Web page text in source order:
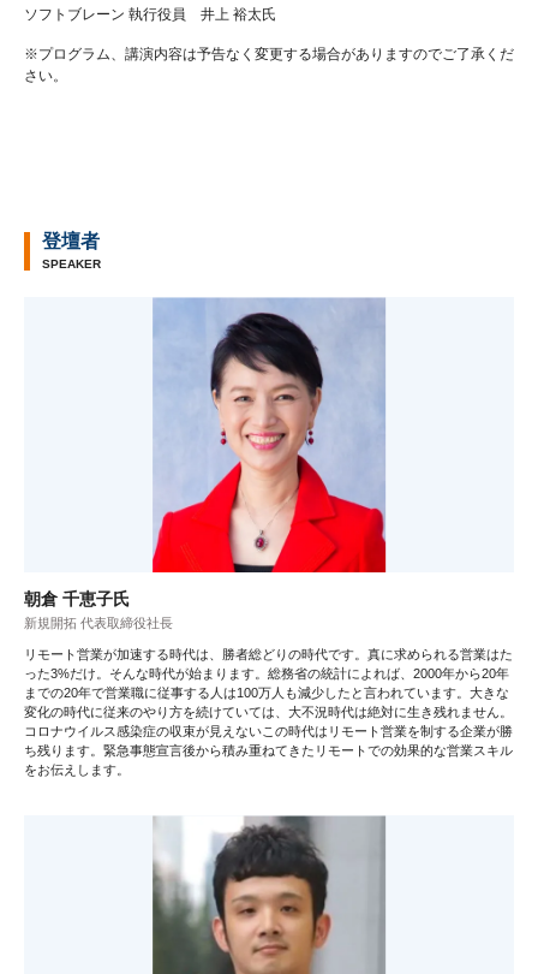
ソフトブレーン 執行役員 井上 裕太氏
※プログラム、講演内容は予告なく変更する場合がありますのでご了承くだ
さい。
登壇者
SPEAKER
朝倉 千恵子氏
新規開拓 代表取締役社長
リモート営業が加速する時代は、勝者総どりの時代です。真に求められる営業はた
った3%だけ。そんな時代が始まります。総務省の統計によれば、2000年から20年
までの20年で営業職に従事する人は100万人も減少したと言われています。大きな
変化の時代に従来のやり方を続けていては、大不況時代は絶対に生き残れません。
コロナウイルス感染症の収束が見えないこの時代はリモート営業を制する企業が勝
ち残ります。緊急事態宣言後から積み重ねてきたリモートでの効果的な営業スキル
をお伝えします。